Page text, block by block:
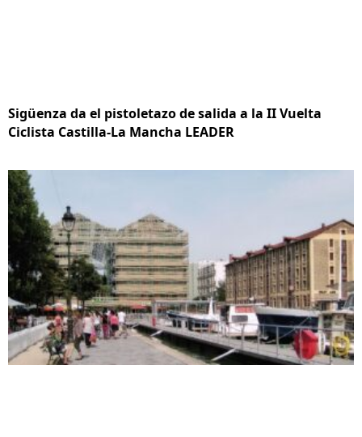
Sigüenza da el pistoletazo de salida a la II Vuelta
Ciclista Castilla-La Mancha LEADER